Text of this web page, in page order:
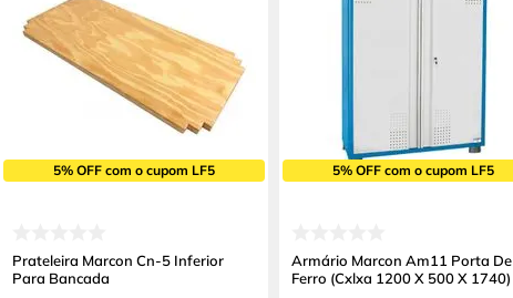
5% OFF com o cupom LF5
Prateleira Marcon Cn-5 Inferior
Para Bancada
5% OFF com o cupom LF5
Armário Marcon Am11 Porta De
Ferro (Cxlxa 1200 X 500 X 1740)